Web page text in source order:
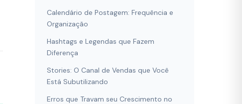
Calendário de Postagem: Frequência e
Organização
Hashtags e Legendas que Fazem
Diferença
Stories: O Canal de Vendas que Você
Está Subutilizando
Erros que Travam seu Crescimento no